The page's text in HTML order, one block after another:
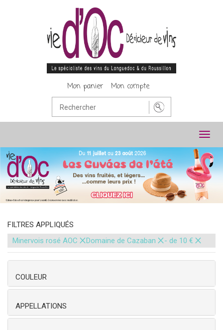
Mon panier Mon compte
FILTRES APPLIQUÉS
Minervois rosé AOC ×Domaine de Cazaban ×- de 10 € ×
COULEUR
APPELLATIONS